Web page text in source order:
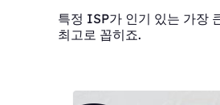
특정 ISP가 인기 있는 가장
최고로 꼽히죠.